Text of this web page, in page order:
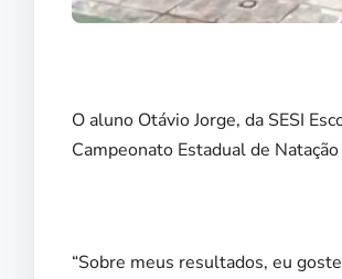
O aluno Otávio Jorge, da SESI
Campeonato Estadual de
“Sobre meus resultados, eu